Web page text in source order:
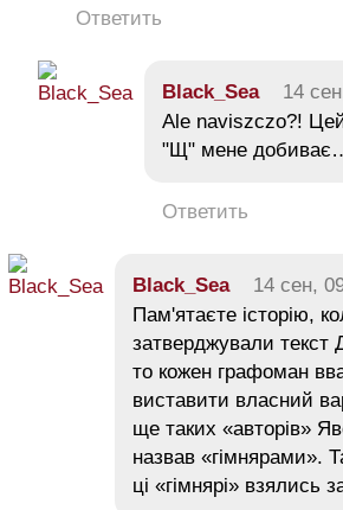
Ответить
Black_Sea 14
Ale naviszczo?!
"Щ" мене
Ответить
Black_Sea 14 сен,
Пам'ятаєте історію,
затверджували текст
то кожен графоман
виставити власний
ще таких «авторів»
назвав «гімнярами».
ці «гімнярі» взялись